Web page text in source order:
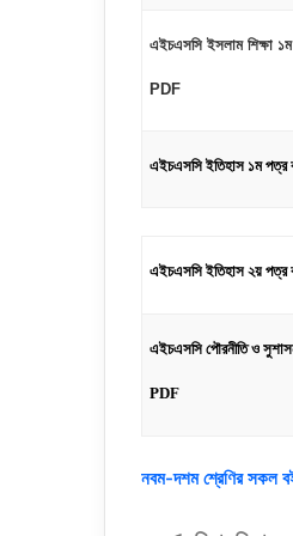
এইচএসসি ইসলাম শিক্ষা
PDF
এইচএসসি ইতিহাস ১ম
এইচএসসি ইতিহাস ২য়
এইচএসসি পৌরনীতি ও
PDF
নবম-দশম শ্রেণির সকল